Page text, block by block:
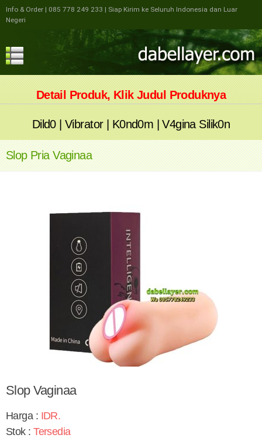
Info & Order | 085 778 249 233 | Siap Kirim ke Seluruh Indonesia dan Luar
Negeri
Detail Produk, Klik Judul Produknya
Dild0|Vibrator | K0nd0m |V4gina Silik0n
Slop Pria Vaginaa
Slop Vaginaa
Harga : IDR.
Stok :Tersedia